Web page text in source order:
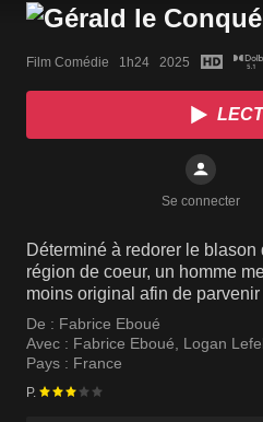
Film Comédie   1h24   2025
Se connecter
Déterminé à redorer le
région de coeur, un homme
moins original afin de parvenir
De : Fabrice Eboué
Avec : Fabrice Eboué, Logan
Pays : France
P.